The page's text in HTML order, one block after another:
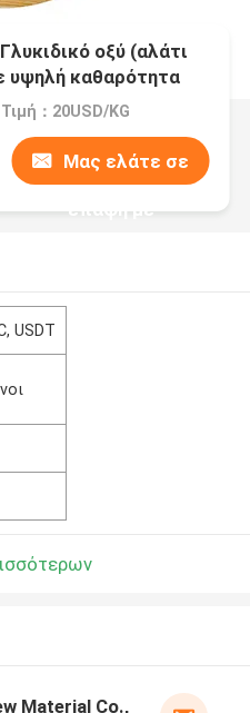
οξύ (αλάτι
υψηλή καθαρότητα
Τιμή：20USD/KG
Μας ελάτε σε
επαφή με
USDT
Material Co.,